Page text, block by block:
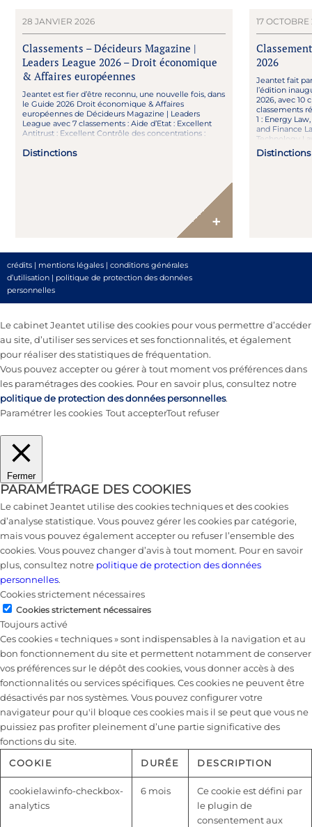
28 JANVIER 2026
Classements – Décideurs Magazine |
Leaders League 2026 – Droit économique
& Affaires européennes
Jeantet est fier d’être reconnu, une nouvelle fois, dans
le Guide 2026 Droit économique & Affaires
européennes de Décideurs Magazine | Leaders
League avec 7 classements : Aide d’Etat : Excellent
Antitrust : Excellent Contrôle des concentrations :
Secteurs régulés : Forte notoriété Droit de la
Distinctions
+
17
2026
Jeantet fait
l’édition
2026, avec 10
classements
1 : Energy
and Finance
Technology
Law Tier 3 :
Distinctions
crédits | mentions légales | conditions générales
d’utilisation | politique de protection des données
personnelles
Le cabinet Jeantet utilise des cookies pour vous permettre d’accéder
au site, d’utiliser ses services et ses fonctionnalités, et également
pour réaliser des statistiques de fréquentation.
Vous pouvez accepter ou gérer à tout moment vos préférences dans
les paramétrages des cookies. Pour en savoir plus, consultez notre
politique de protection des données personnelles.
Paramétrer les cookies Tout accepterTout refuser
Fermer
PARAMÉTRAGE DES COOKIES
Le cabinet Jeantet utilise des cookies techniques et des cookies
d’analyse statistique. Vous pouvez gérer les cookies par catégorie,
mais vous pouvez également accepter ou refuser l’ensemble des
cookies. Vous pouvez changer d’avis à tout moment. Pour en savoir
plus, consultez notre politique de protection des données
personnelles.
Cookies strictement nécessaires
Cookies strictement nécessaires
Toujours activé
Ces cookies « techniques » sont indispensables à la navigation et au
bon fonctionnement du site et permettent notamment de conserver
vos préférences sur le dépôt des cookies, vous donner accès à des
fonctionnalités ou services spécifiques. Ces cookies ne peuvent être
désactivés par nos systèmes. Vous pouvez configurer votre
navigateur pour qu'il bloque ces cookies mais il se peut que vous ne
puissiez pas profiter pleinement d’une partie significative des
fonctions du site.
COOKIE
DURÉE DESCRIPTION
cookielawinfo-checkbox-
analytics
6 mois
Ce cookie est défini par
le plugin de
consentement aux